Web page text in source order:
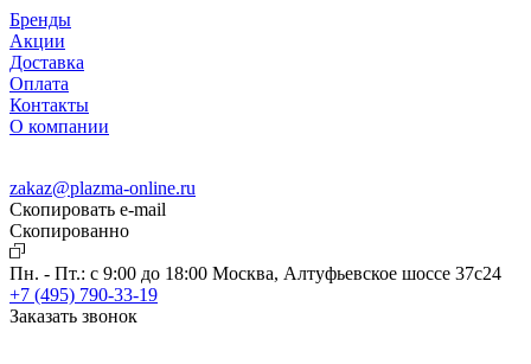
Бренды
Акции
Доставка
Оплата
Контакты
О компании
zakaz@plazma-online.ru
Скопировать e-mail
Cкопированно
Пн. - Пт.: с 9:00 до 18:00 Москва, Алтуфьевское шоссе 37с24
+7 (495) 790-33-19
Заказать звонок